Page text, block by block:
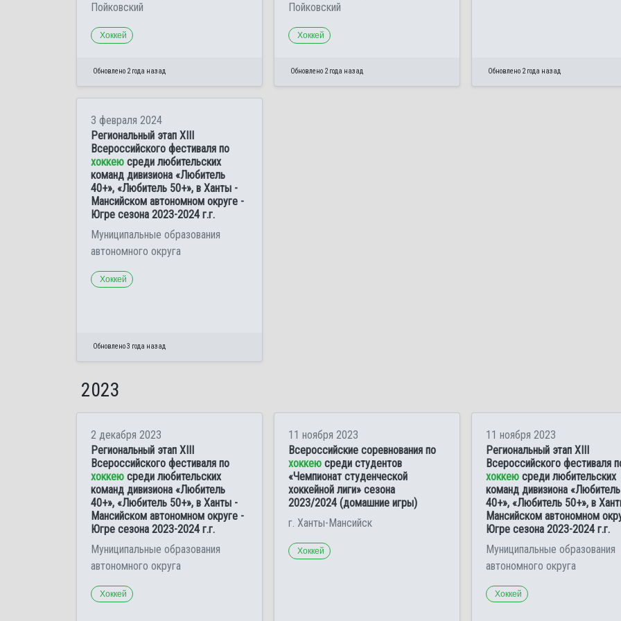
Пойковский
Хоккей
Обновлено 2 года назад
Пойковский
Хоккей
Обновлено 2 года назад Обновлено 2 года назад
3 февраля 2024
Региональный этап ХIII
Всероссийского фестиваля по
хоккею среди любительских
команд дивизиона «Любитель
40+», «Любитель 50+», в Ханты -
Мансийском автономном округе -
Югре сезона 2023-2024 г.г.
Муниципальные образования
автономного округа
Хоккей
Обновлено 3 года назад
2023
2 декабря 2023
Региональный этап ХIII
Всероссийского фестиваля по
хоккею среди любительских
команд дивизиона «Любитель
40+», «Любитель 50+», в Ханты -
Мансийском автономном округе -
Югре сезона 2023-2024 г.г.
Муниципальные образования
автономного округа
Хоккей
11 ноября 2023
Всероссийские соревнования по
хоккею среди студентов
«Чемпионат студенческой
хоккейной лиги» сезона
2023/2024 (домашние игры)
г. Ханты-Мансийск
Хоккей
11 ноября 2023
Региональный этап ХIII
Всероссийского фестиваля
хоккею среди любительских
команд дивизиона «Любитель
40+», «Любитель 50+», в
Мансийском автономном
Югре сезона 2023-2024 г.г.
Муниципальные образования
автономного округа
Хоккей